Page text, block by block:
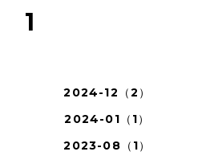
1
2024-12（2）
2024-01（1）
2023-08（1）